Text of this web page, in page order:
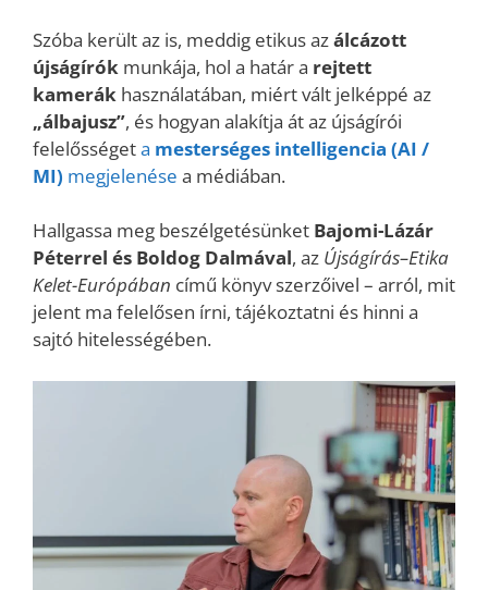
Szóba került az is, meddig etikus azálcázott
újságírók munkája, hol a határ a rejtett
kamerák használatában, miért vált jelképpé az
„álbajusz”, és hogyan alakítja át az újságírói
felelősségeta mesterséges intelligencia (AI /
MI) megjelenése a médiában.
Hallgassa meg beszélgetésünket Bajomi-Lázár
Péterrel és Boldog Dalmával, az Újságírás–Etika
Kelet-Európában című könyv szerzőivel – arról, mit
jelent ma felelősen írni, tájékoztatni és hinni a
sajtó hitelességében.